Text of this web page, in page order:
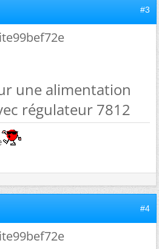
#3
une alimentation
régulateur 7812
#4